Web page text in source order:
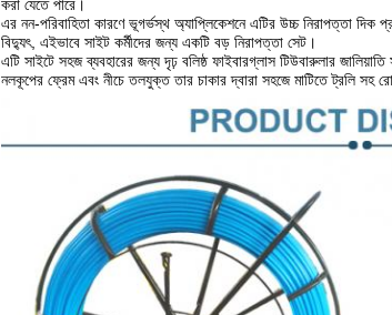
করা যেতে পারে।
এর নন-পরিবাহিতা কারণে ভূগর্ভস্থ অ্যাপ্লিকেশনে এটির উচ্চ নিরাপত্তা দিক
বিদ্যুৎ, এইভাবে সাইট কর্মীদের জন্য একটি বড় নিরাপত্তা সেট।
এটি সাইটে সহজ ব্যবহারের জন্য দৃঢ় বলিষ্ঠ ফাইবারগ্লাস টিউবারুলার
নলকূপের ফ্রেম এবং নীচে তলযুক্ত তার চাকার দ্বারা সহজে মাটিতে ট্রলি সহ